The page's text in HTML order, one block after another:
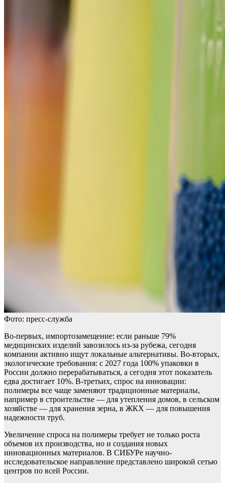
Фото: пресс-служба
Во-первых, импортозамещение: если раньше 79%
медицинских изделий завозилось из-за рубежа, сегодня
компании активно ищут локальные альтернативы. Во-вторых,
экологические требования: с 2027 года 100% упаковки в
России должно перерабатываться, а сегодня этот показатель
едва достигает 10%. В-третьих, спрос на инновации:
полимеры все чаще заменяют традиционные материалы,
например в строительстве — для утепления домов, в сельском
хозяйстве — для хранения зерна, в ЖКХ — для повышения
надежности труб.
Увеличение спроса на полимеры требует не только роста
объемов их производства, но и создания новых
инновационных материалов. В СИБУРе научно-
исследовательское направление представлено широкой сетью
центров по всей России.